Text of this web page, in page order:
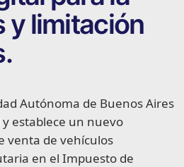
y limitación
Autónoma de Buenos Aires
establece un nuevo
venta de vehículos
en el Impuesto de